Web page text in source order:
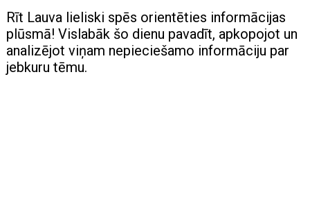
Rīt Lauva lieliski spēs orientēties informācijas
plūsmā! Vislabāk šo dienu pavadīt, apkopojot un
analizējot viņam nepieciešamo informāciju par
jebkuru tēmu.